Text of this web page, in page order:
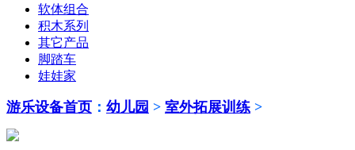
软体组合
积木系列
其它产品
脚踏车
娃娃家
游乐设备首页 ： 幼儿园 > 室外拓展训练 >